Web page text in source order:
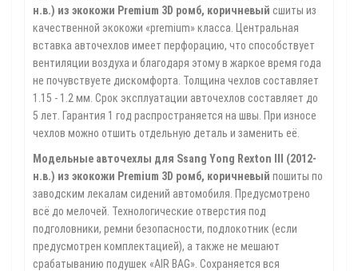
н.в.) из экокожи Premium 3D ромб, коричневый сшиты из
качественной экокожи «premium» класса. Центральная
вставка авточехлов имеет перфорацию, что способствует
вентиляции воздуха и благодаря этому в жаркое время года
не почувствуете дискомфорта. Толщина чехлов составляет
1.15 - 1.2 мм. Срок эксплуатации авточехлов составляет до
5 лет. Гарантия 1 год распространяется на швы. При износе
чехлов можно отшить отдельную деталь и заменить её.
Модельные авточехлы для Ssang Yong Rexton III (2012-
н.в.) из экокожи Premium 3D ромб, коричневый пошиты по
заводским лекалам сидений автомобиля. Предусмотрено
всё до мелочей. Технологические отверстия под
подголовники, ремни безопасности, подлокотник (если
предусмотрен комплектацией), а также не мешают
срабатыванию подушек «AIR BAG». Сохраняется вся